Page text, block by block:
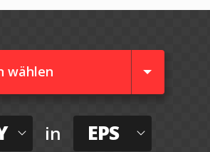
wählen
in EPS